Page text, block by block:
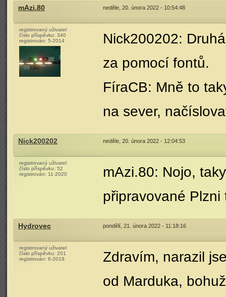
mAzi.80 neděle, 20. února 2022 - 10:54:48
registrovaný uživatel
číslo příspěvku: 340
registrován: 5-2014
Nick200202:
za pomocí fontů.
FíraCB: Mně to
na sever,
Nick200202 neděle, 20. února 2022 - 12:04:53
registrovaný uživatel
číslo příspěvku: 52
registrován: 11-2020
mAzi.80: Nojo,
připravované Plzni
Hydrovec pondělí, 21. února 2022 - 11:18:16
registrovaný uživatel
číslo příspěvku: 201
registrován: 6-2018
Zdravím, narazil
od Marduka,